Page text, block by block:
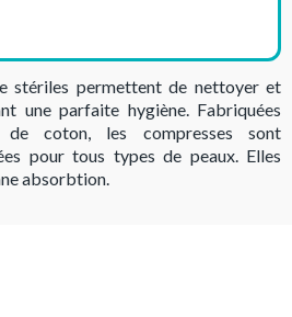
stériles permettent de nettoyer et
une parfaite hygiène. Fabriquées
coton, les compresses sont
pour tous types de peaux. Elles
absorbtion.